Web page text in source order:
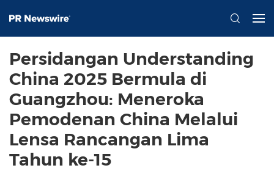
Persidangan Understanding
China 2025 Bermula di
Guangzhou: Meneroka
Pemodenan China Melalui
Lensa Rancangan Lima
Tahun ke-15